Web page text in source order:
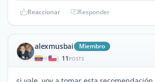
Reaccionar Responder
alexmusbai Miembro
| 11 POSTS